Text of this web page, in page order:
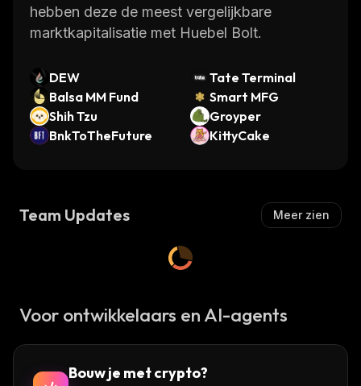
hebben deze de meest vergelijkbare
marktkapitalisatie met Huebel Bolt.
DEW
Tate Terminal
Balsa MM Fund
Smart MFG
Shih Tzu
Groyper
BnkToTheFuture
KittyCake
Team Updates Meer zien
Voor ontwikkelaars en AI-agents
Bouw je met crypto?